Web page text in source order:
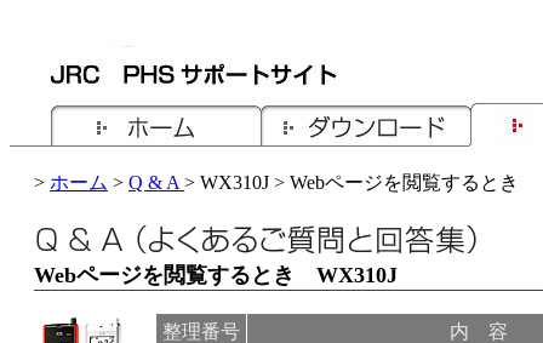
> ホーム > Q & A > WX310J > Webページを閲覧するとき
Webページを閲覧するとき WX310J
整理番号
内 容